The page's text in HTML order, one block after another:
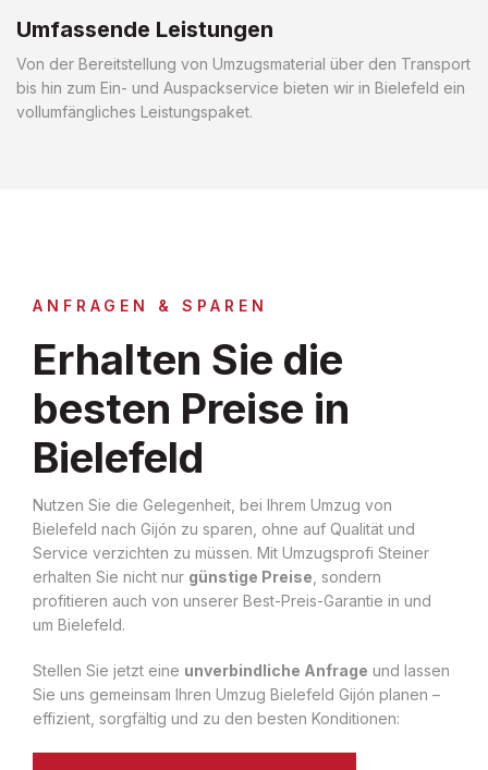
Umfassende Leistungen
Von der Bereitstellung von Umzugsmaterial über den Transport
bis hin zum Ein- und Auspackservice bieten wir in Bielefeld ein
vollumfängliches Leistungspaket.
ANFRAGEN & SPAREN
Erhalten Sie die
besten Preise in
Bielefeld
Nutzen Sie die Gelegenheit, bei Ihrem Umzug von
Bielefeld nach Gijón zu sparen, ohne auf Qualität und
Service verzichten zu müssen. Mit Umzugsprofi Steiner
erhalten Sie nicht nur günstige Preise , sondern
profitieren auch von unserer Best-Preis-Garantie in und
um Bielefeld.
Stellen Sie jetzt eine unverbindliche Anfrage und lassen
Sie uns gemeinsam Ihren Umzug Bielefeld Gijón planen –
effizient, sorgfältig und zu den besten Konditionen: